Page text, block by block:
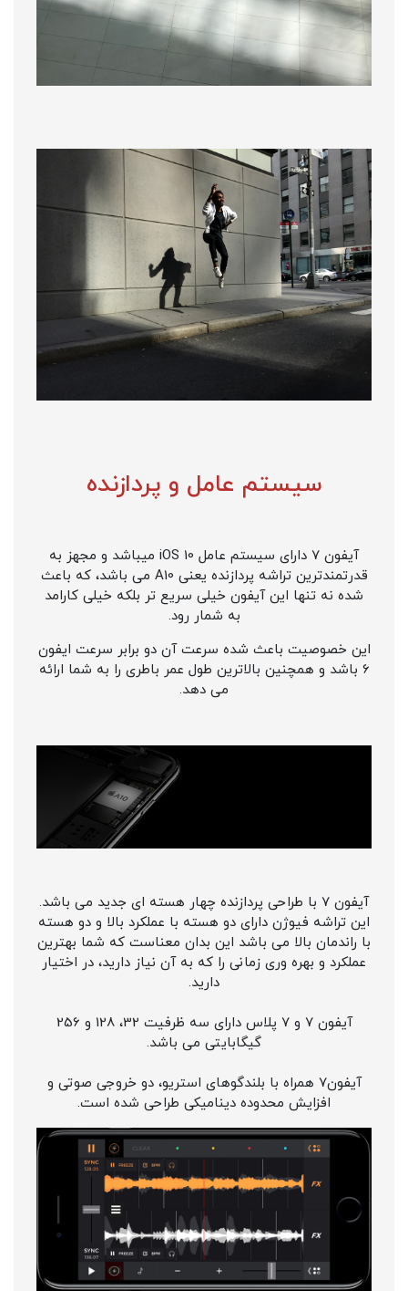
سیستم عامل و پردازنده
آیفون 7 دارای سیستم عامل iOS 10 میباشد و مجهز به
قدرتمندترین تراشه پردازنده یعنی A10 می باشد، که باعث
شده نه تنها این آیفون خیلی سریع تر بلکه خیلی کارامد
به شمار رود.
این خصوصیت باعث شده سرعت آن دو برابر سرعت ایفون
6 باشد و همچنین بالاترین طول عمر باطری را به شما ارائه
می دهد.
آیفون 7 با طراحی پردازنده چهار هسته ای جدید می باشد.
این تراشه فیوژن دارای دو هسته با عملکرد بالا و دو هسته
با راندمان بالا می باشد این بدان معناست که شما بهترین
عملکرد و بهره وری زمانی را که به آن نیاز دارید، در اختیار
دارید.
آیفون 7 و 7 پلاس دارای سه ظرفیت 32، 128 و 256
گیگابایتی می باشد.
آیفون7 همراه با بلندگوهای استریو، دو خروجی صوتی و
افزایش محدوده دینامیکی طراحی شده است.